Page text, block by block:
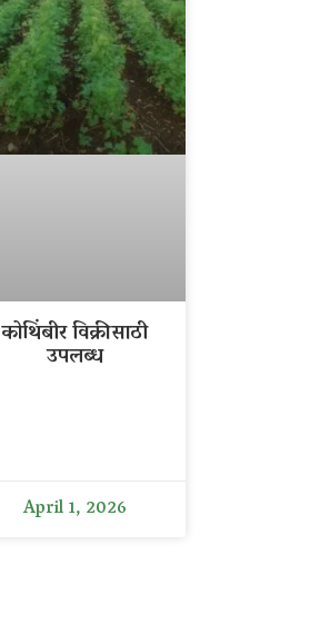
कोथिंबीर विक्रीसाठी
उपलब्ध
April 1, 2026